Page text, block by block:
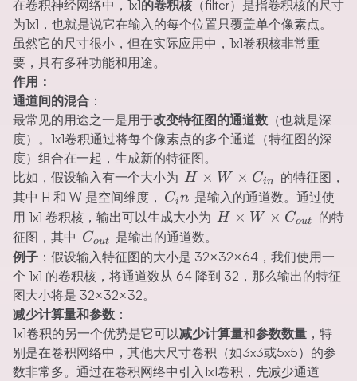
在卷积神经网络中， 1x1的卷积核（filter）是指卷积核的尺寸
为1x1，也就是说它在输入的每个位置只覆盖单个像素点。
虽然它的尺寸很小，但在实际应用中，1x1卷积核非常重
要，具有多种功能和用途。
作用：
通道间的混合 ：
最常见的用途之一是用于改变特征图的通道数 （也就是深
度）。1x1卷积通过将每个像素点的多个通道（特征图的深
度）组合在一起，生成新的特征图。
比如，假设输入有一个大小为 H×W×C_{in}
H × W × Cin
​ 的特征图，
其中 H 和 W 是空间维度， C_in
Cin ​ 是输入的通道数。通过使
用 1x1 卷积核，输出可以生成大小为 H×W×C_{out}
H × W × Cout
​ 的特
征图，其中 C_{out}
Cout
​ 是输出的通道数。
例子 ：假设输入特征图的大小是 32×32×64，我们使用一
个 1x1 的卷积核，将通道数从 64 降到 32，那么输出的特征
图大小将是 32×32×32。
减少计算量和参数 ：
1x1卷积的另一个优势是它可以减少计算量和参数数量 ，特
别是在卷积网络中，其他大尺寸卷积（如3x3或5x5）的参
数非常多。通过在卷积网络中引入1x1卷积，先减少通道